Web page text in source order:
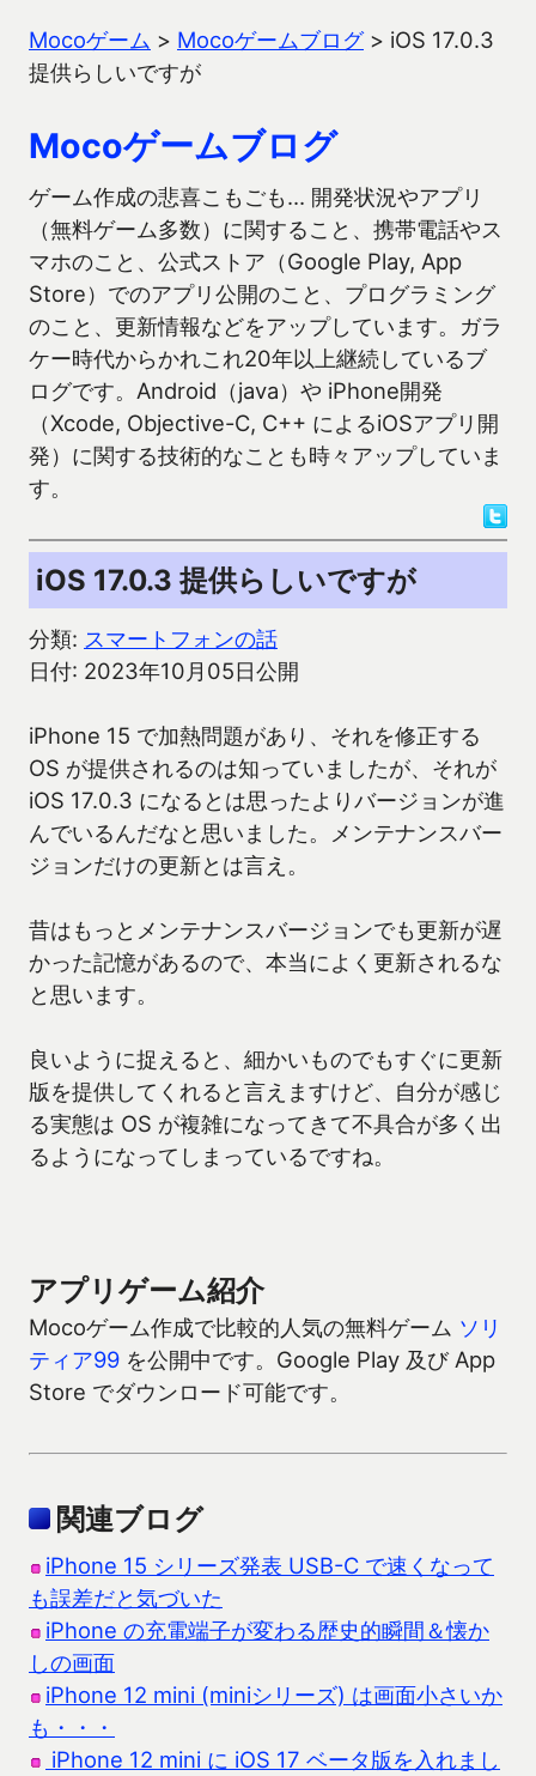
Mocoゲーム > Mocoゲームブログ> iOS 17.0.3
提供らしいですが
Mocoゲームブログ
ゲーム作成の悲喜こもごも… 開発状況やアプリ
（無料ゲーム多数）に関すること、携帯電話やス
マホのこと、公式ストア（Google Play, App
Store）でのアプリ公開のこと、プログラミング
のこと、更新情報などをアップしています。ガラ
ケー時代からかれこれ20年以上継続しているブ
ログです。Android（java）や iPhone開発
（Xcode, Objective-C, C++ によるiOSアプリ開
発）に関する技術的なことも時々アップしていま
す。
iOS 17.0.3 提供らしいですが
分類: スマートフォンの話
日付: 2023年10月05日公開
iPhone 15 で加熱問題があり、それを修正する
OS が提供されるのは知っていましたが、それが
iOS 17.0.3 になるとは思ったよりバージョンが進
んでいるんだなと思いました。メンテナンスバー
ジョンだけの更新とは言え。
昔はもっとメンテナンスバージョンでも更新が遅
かった記憶があるので、本当によく更新されるな
と思います。
良いように捉えると、細かいものでもすぐに更新
版を提供してくれると言えますけど、自分が感じ
る実態は OS が複雑になってきて不具合が多く出
るようになってしまっているですね。
アプリゲーム紹介
Mocoゲーム作成で比較的人気の無料ゲーム ソリ
ティア99 を公開中です。Google Play 及び App
Store でダウンロード可能です。
関連ブログ
iPhone 15 シリーズ発表 USB-C で速くなって
も誤差だと気づいた
iPhone の充電端子が変わる歴史的瞬間＆懐か
しの画面
iPhone 12 mini (miniシリーズ) は画面小さいか
も・・・
iPhone 12 mini に iOS 17 ベータ版を入れまし